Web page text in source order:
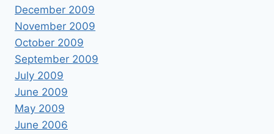
December 2009
November 2009
October 2009
September 2009
July 2009
June 2009
May 2009
June 2006